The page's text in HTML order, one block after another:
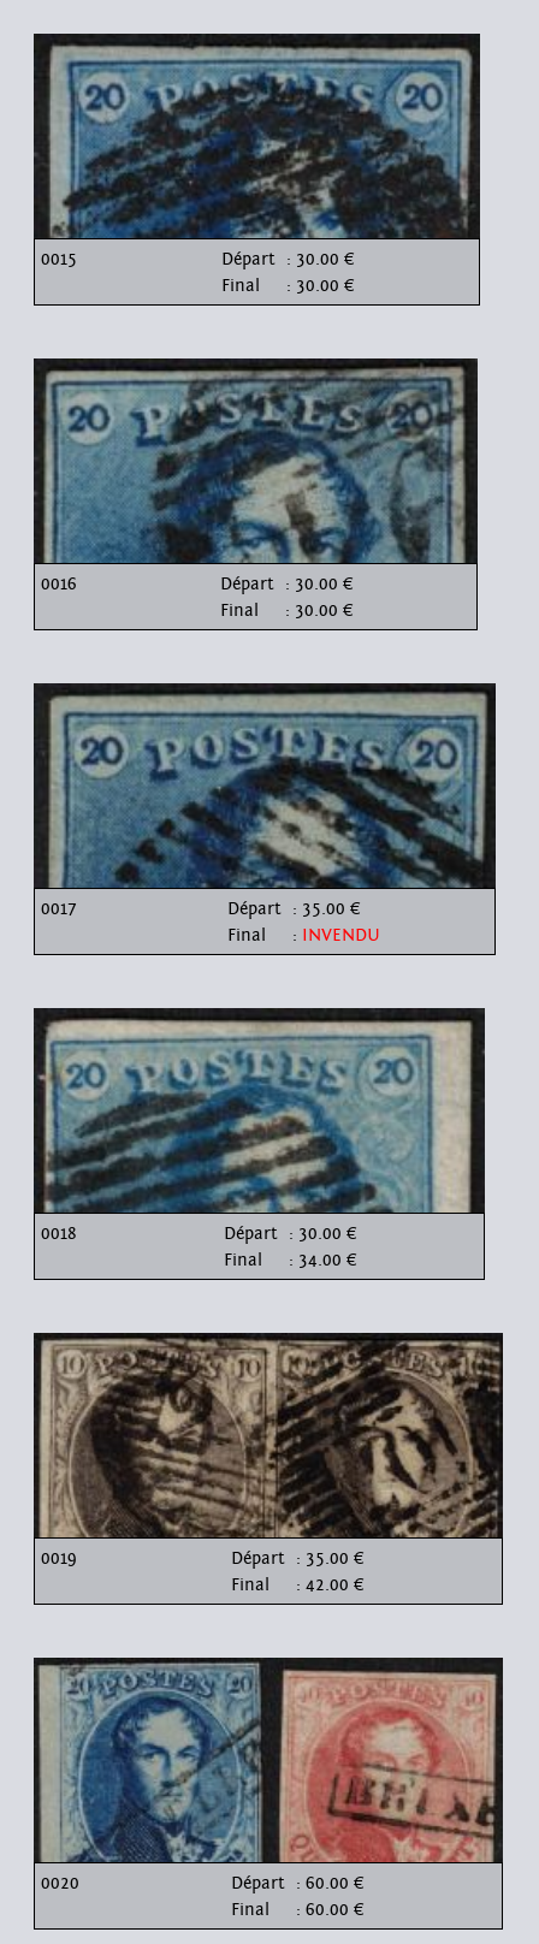
0015 Départ : 30.00 €
Final
: 30.00 €
0016 Départ : 30.00 €
Final
: 30.00 €
0017 Départ : 35.00 €
Final
: INVENDU
0018 Départ : 30.00 €
Final
: 34.00 €
0019 Départ : 35.00 €
Final
: 42.00 €
0020 Départ : 60.00 €
Final
: 60.00 €